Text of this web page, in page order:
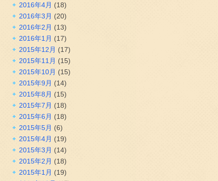
2016年4月 (18)
2016年3月 (20)
2016年2月 (13)
2016年1月 (17)
2015年12月 (17)
2015年11月 (15)
2015年10月 (15)
2015年9月 (14)
2015年8月 (15)
2015年7月 (18)
2015年6月 (18)
2015年5月 (6)
2015年4月 (19)
2015年3月 (14)
2015年2月 (18)
2015年1月 (19)